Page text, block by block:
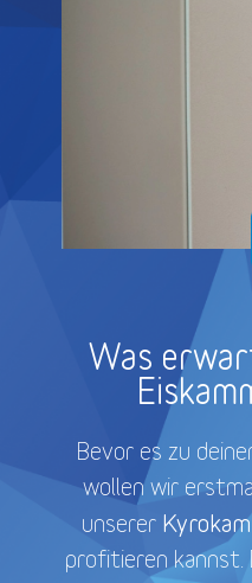
Was
Bevor es zu
wollen wir
unserer
profitieren kannst.